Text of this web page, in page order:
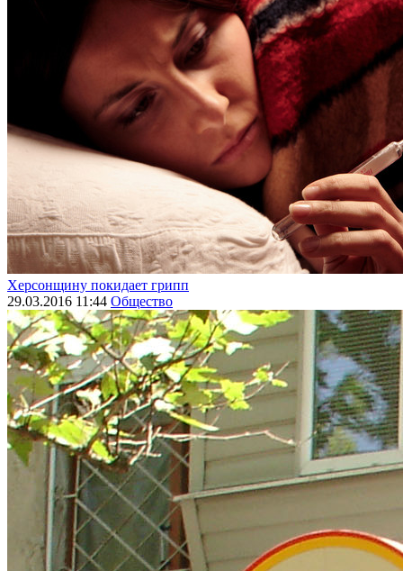
Херсонщину покидает грипп
29.03.2016 11:44 Общество